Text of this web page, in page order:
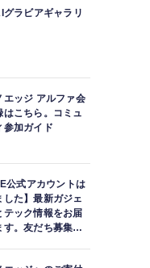
グラビアギャラリ
エッジ アルファ会
はこちら。コミュ
参加ガイド
公式アカウントは
した】最新ガジェ
テック情報をお届
す。友だち募集